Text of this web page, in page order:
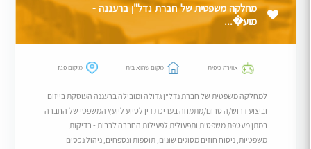
מחלקה משפטית של חברת נדל"ן ברעננה -
מוע�...
אווירה כיפית מקום שהוא בית מיקום פגז
למחלקה משפטית של חברת נדל"ן גדולה ומובילה ברעננה העוסקת בייזום
וביצוע דרוש/ה טרום/מתמחה בעריכת דין לסיוע ליועץ המשפטי של החברה
במתן מעטפת משפטית ותפעולית לפעילות החברה לרבות - בדיקות
משפטיות, ניסוח חוזים מסוגים שונים, תוספות ונספחים, ניהול נכסים